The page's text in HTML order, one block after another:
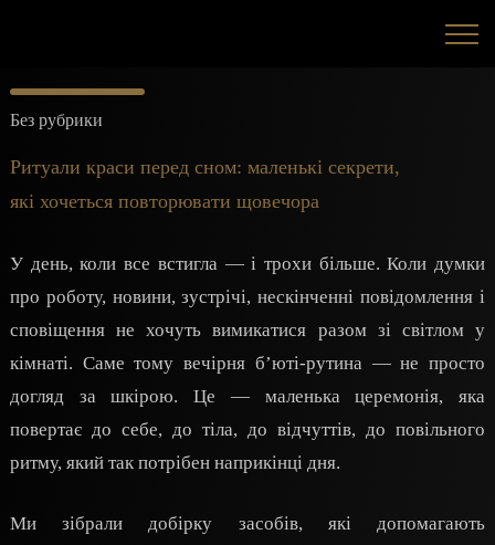
Без рубрики
Ритуали краси перед сном: маленькі секрети,
які хочеться повторювати щовечора
У день, коли все встигла — і трохи більше. Коли думки
про роботу, новини, зустрічі, нескінченні повідомлення і
сповіщення не хочуть вимикатися разом зі світлом у
кімнаті. Саме тому вечірня бʼюті-рутина — не просто
догляд за шкірою. Це — маленька церемонія, яка
повертає до себе, до тіла, до відчуттів, до повільного
ритму, який так потрібен наприкінці дня.
Ми зібрали добірку засобів, які допомагають